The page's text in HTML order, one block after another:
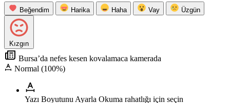
Beğendim Harika Haha Vay Üzgün
Kızgın
Bursa’da nefes kesen kovalamaca kamerada
Normal (100%)
Yazı Boyutunu Ayarla Okuma rahatlığı için seçin